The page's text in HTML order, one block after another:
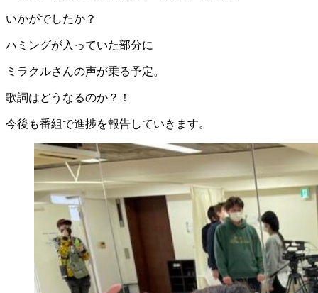
いかがでしたか？
ハミングが入っていた部分に
ミラクルさんの声が乗る予定。
歌詞はどうなるのか？！
今後も番組で進捗を報告していきます。